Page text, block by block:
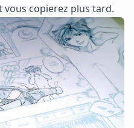
vous copierez plus tard.